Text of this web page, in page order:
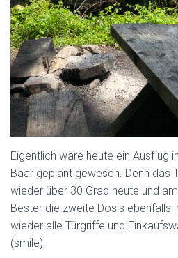
Eigentlich wäre heute ein Ausflug
Baar geplant gewesen. Denn das
wieder über 30 Grad heute und
Bester die zweite Dosis ebenfalls
wieder alle Türgriffe und
(smile).